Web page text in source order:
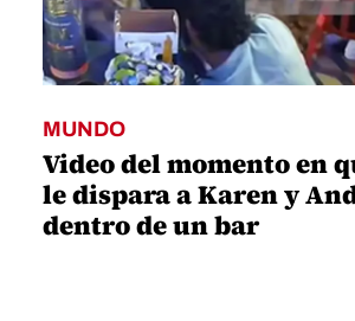
MUNDO
Video del momento en
le dispara a Karen y
dentro de un bar